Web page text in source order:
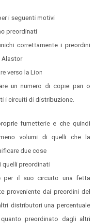
i seguenti motivi
preordinati
correttamente i preordini
Alastor
verso la Lion
un numero di copie pari o
i circuiti di distribuzione.
fumetterie e che quindi
volumi di quelli che la
due cose
quelli preordinati
il suo circuito una fetta
proveniente dai preordini del
distributori una percentuale
preordinato dagli altri